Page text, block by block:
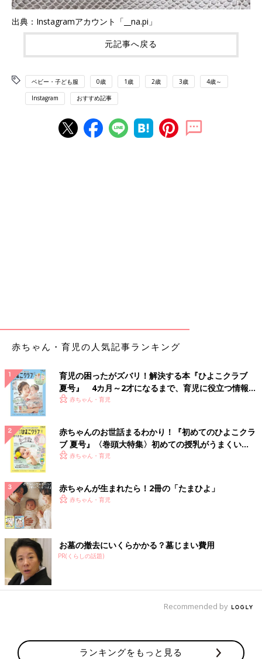
出典：Instagramアカウント「__na.pi」
元記事へ戻る
ベビー・子ども服 0歳 1歳 2歳 3歳 4歳～
Instagram おすすめ記事
赤ちゃん・育児の人気記事ランキング
育児の困ったがズバリ！解決する本『ひよこクラブ
夏号』 4カ月～2才になるまで、育児に役立つ情報が
いっぱい！
赤ちゃん・育児
赤ちゃんのお世話まるわかり！『初めてのひよこクラ
ブ 夏号』〈巻頭大特集〉初めての授乳がうまくい
く！ おっぱい・ミルクの基本と夏のトラブル 解決テ
赤ちゃん・育児
赤ちゃんが生まれたら！2冊の「たまひよ」
赤ちゃん・育児
お墓の撤去にいくらかかる？墓じまい費用
PR(くらしの話題)
Recommended by
ランキングをもっと見る